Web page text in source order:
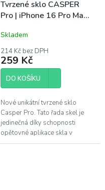
Tvrzené sklo CASPER
Pro | iPhone 16 Pro Max,
Skladem
214 Kč bez DPH
259 Kč
DO KOŠÍKU
Nové unikátní tvrzené sklo
Casper Pro. Tato řada skel je
jedinečná díky schopnosti
opětovné aplikace skla v
případě špatného